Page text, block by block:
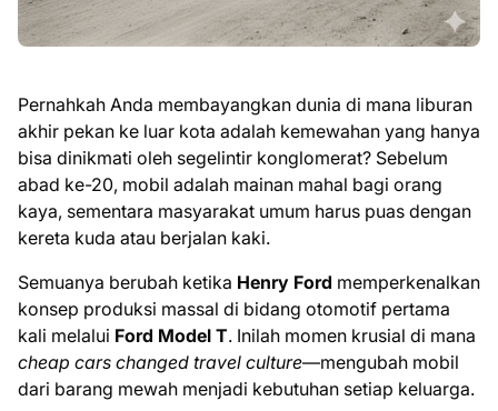
Pernahkah Anda membayangkan dunia di mana liburan
akhir pekan ke luar kota adalah kemewahan yang hanya
bisa dinikmati oleh segelintir konglomerat? Sebelum
abad ke-20, mobil adalah mainan mahal bagi orang
kaya, sementara masyarakat umum harus puas dengan
kereta kuda atau berjalan kaki.
Semuanya berubah ketika Henry Ford memperkenalkan
konsep produksi massal di bidang otomotif pertama
kali melalui Ford Model T. Inilah momen krusial di mana
cheap cars changed travel culture—mengubah mobil
dari barang mewah menjadi kebutuhan setiap keluarga.